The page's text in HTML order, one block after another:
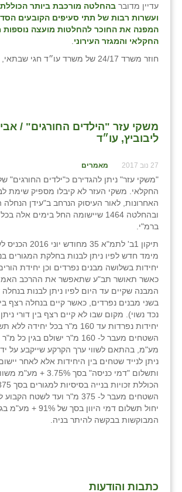
עדיין מדובר בהחלטה מורכבת ביותר
ועשרות רבות של תתי סעיפים הקובעים
המפנה את החוכר להחלטות מועצה נוספות
החקלאי והמגזר העירוני
חוזר משרד 24/17 של משרד עו״ד חגי שבתאי, שפירא
משקי עזר "הילדים החורגים" /
ליבוביץ, עו״ד
27 נוב 2017 מאמרים
"משקי עזר" ניתן להגדירם כ"ילדים החורגים"
החקלאי. משקי העזר לא קיבלו מספיק שימת
האחרונות, לאור העיסוק הנרחב ב"עידן הנחלה
ובהחלטה 1464 שיישומה החל בימים
ברמ"י.
תיקון 1ב' לתמ"א 35
מימד חדש לפיו ניתן לבנות בחלקת המגורים
כאשר תאושר תב"ע שתאפשר את ההרכב
המבנה שקיים עד היום לפיו ניתן לבנות
בשני מבנים נפרדים, כאשר קיים בנחלה רצף
נכד נשוי). מקום שבו לא קיים רצף בין דורי
יחידות נפרדות עד 160 מ"ר בכל
מע"מ, בהתאם לשווי ערך הקרקע שייקבע על
ותשלום "דמי כניסה" בסך
השטחים מעבר ל- 375 מ"ר ועד
יחול תשלום דמי היוון
המבוקשות בבקשה להיתר בניה.
כתבות והודעות